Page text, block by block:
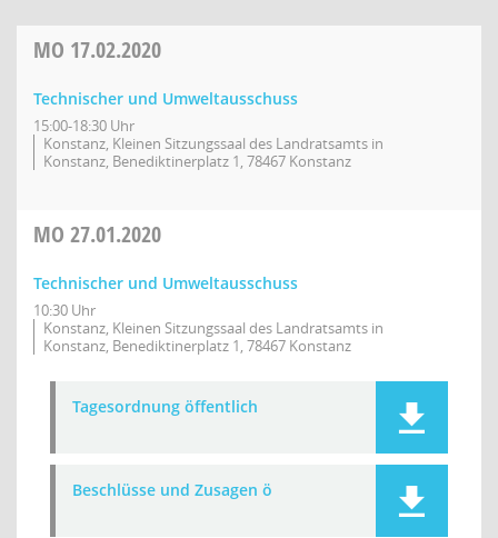
MO 17.02.2020
Technischer und Umweltausschuss
15:00-18:30 Uhr
Konstanz, Kleinen Sitzungssaal des Landratsamts in
Konstanz, Benediktinerplatz 1, 78467 Konstanz
MO 27.01.2020
Technischer und Umweltausschuss
10:30 Uhr
Konstanz, Kleinen Sitzungssaal des Landratsamts in
Konstanz, Benediktinerplatz 1, 78467 Konstanz
Tagesordnung öffentlich
Beschlüsse und Zusagen ö